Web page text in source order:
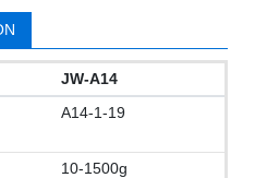
JW-A14
A14-1-19
10-1500g